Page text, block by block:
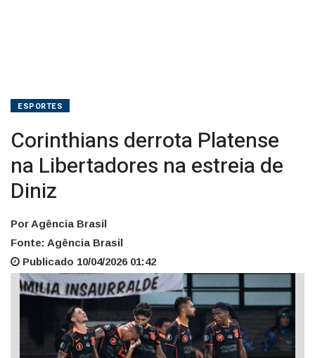
ESPORTES
Corinthians derrota Platense
na Libertadores na estreia de
Diniz
Por Agência Brasil
Fonte: Agência Brasil
Publicado 10/04/2026 01:42